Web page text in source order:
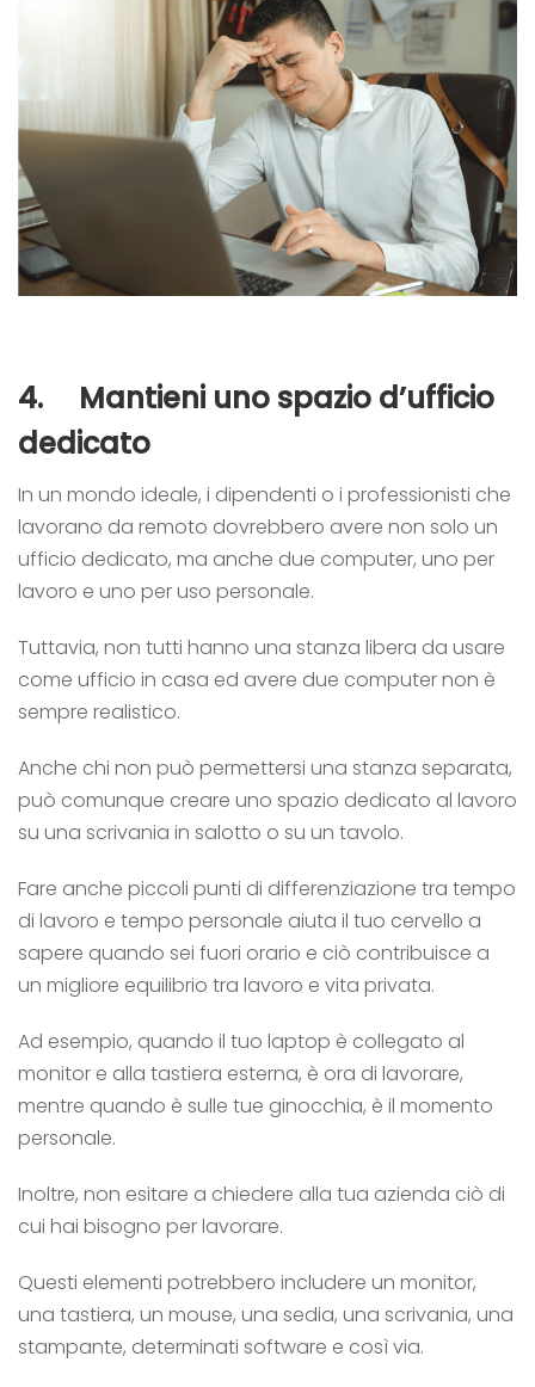
4. Mantieni uno spazio d’ufficio
dedicato
In un mondo ideale, i dipendenti o i professionisti che
lavorano da remoto dovrebbero avere non solo un
ufficio dedicato, ma anche due computer, uno per
lavoro e uno per uso personale.
Tuttavia, non tutti hanno una stanza libera da usare
come ufficio in casa ed avere due computer non è
sempre realistico.
Anche chi non può permettersi una stanza separata,
può comunque creare uno spazio dedicato al lavoro
su una scrivania in salotto o su un tavolo.
Fare anche piccoli punti di differenziazione tra tempo
di lavoro e tempo personale aiuta il tuo cervello a
sapere quando sei fuori orario e ciò contribuisce a
un migliore equilibrio tra lavoro e vita privata.
Ad esempio, quando il tuo laptop è collegato al
monitor e alla tastiera esterna, è ora di lavorare,
mentre quando è sulle tue ginocchia, è il momento
personale.
Inoltre, non esitare a chiedere alla tua azienda ciò di
cui hai bisogno per lavorare.
Questi elementi potrebbero includere un monitor,
una tastiera, un mouse, una sedia, una scrivania, una
stampante, determinati software e così via.